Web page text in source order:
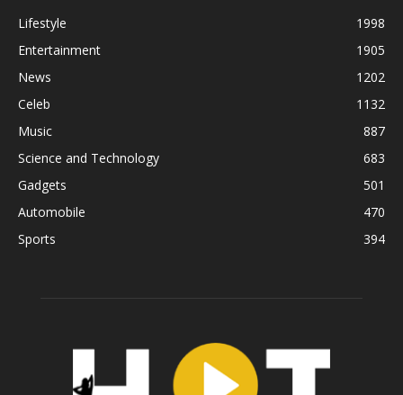
Lifestyle
1998
Entertainment
1905
News
1202
Celeb
1132
Music
887
Science and Technology
683
Gadgets
501
Automobile
470
Sports
394